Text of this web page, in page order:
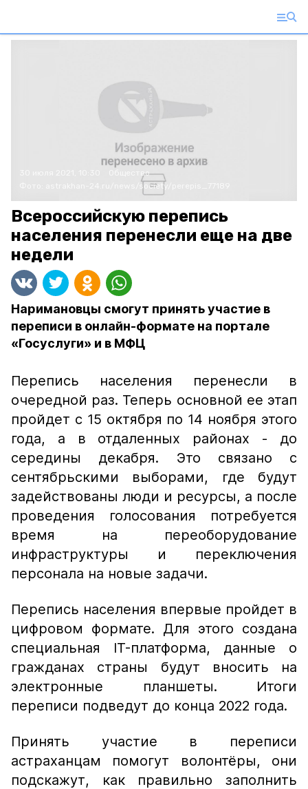
Общество
astrakhan-24.ru/news/society/perepis_77189
Всероссийскую перепись
населения перенесли еще на две
недели
Наримановцы смогут принять участие в
переписи в онлайн-формате на портале
«Госуслуги» и в МФЦ
Перепись населения перенесли в
очередной раз. Теперь основной ее этап
пройдет с 15 октября по 14 ноября этого
года, а в отдаленных районах - до
середины декабря. Это связано с
сентябрьскими выборами, где будут
задействованы люди и ресурсы, а после
проведения голосования потребуется
время на переоборудование
инфраструктуры и переключения
персонала на новые задачи.
Перепись населения впервые пройдет в
цифровом формате. Для этого создана
специальная IT-платформа, данные о
гражданах страны будут вносить на
электронные планшеты. Итоги
переписи подведут до конца 2022 года.
Принять участие в переписи
астраханцам помогут волонтёры, они
подскажут, как правильно заполнить